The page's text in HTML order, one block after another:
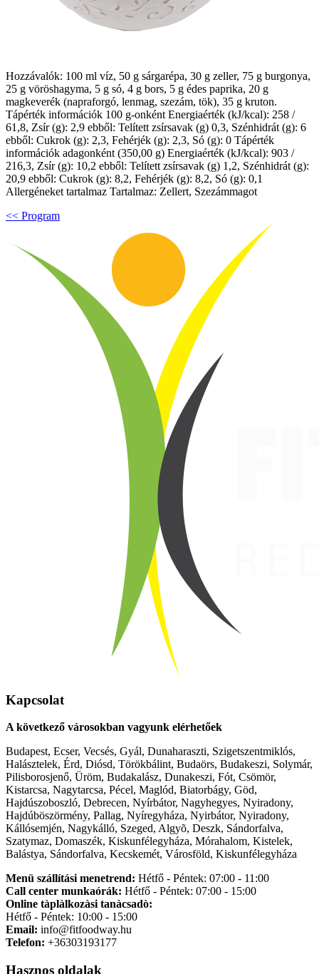
Hozzávalók: 100 ml víz, 50 g sárgarépa, 30 g zeller, 75 g burgonya,
25 g vöröshagyma, 5 g só, 4 g bors, 5 g édes paprika, 20 g
magkeverék (napraforgó, lenmag, szezám, tök), 35 g kruton.
Tápérték információk 100 g-onként Energiaérték (kJ/kcal): 258 /
61,8, Zsír (g): 2,9 ebből: Telített zsírsavak (g) 0,3, Szénhidrát (g): 6
ebből: Cukrok (g): 2,3, Fehérjék (g): 2,3, Só (g): 0 Tápérték
információk adagonként (350,00 g) Energiaérték (kJ/kcal): 903 /
216,3, Zsír (g): 10,2 ebből: Telített zsírsavak (g) 1,2, Szénhidrát (g):
20,9 ebből: Cukrok (g): 8,2, Fehérjék (g): 8,2, Só (g): 0,1
Allergéneket tartalmaz Tartalmaz: Zellert, Szezámmagot
<< Program
Kapcsolat
A következő városokban vagyunk elérhetőek
Budapest, Ecser, Vecsés, Gyál, Dunaharaszti, Szigetszentmiklós,
Halásztelek, Érd, Diósd, Törökbálint, Budaörs, Budakeszi, Solymár,
Pilisborosjenő, Üröm, Budakalász, Dunakeszi, Fót, Csömör,
Kistarcsa, Nagytarcsa, Pécel, Maglód, Biatorbágy, Göd,
Hajdúszoboszló, Debrecen, Nyírbátor, Nagyhegyes, Nyiradony,
Hajdúböszörmény, Pallag, Nyíregyháza, Nyirbátor, Nyiradony,
Kállósemjén, Nagykálló, Szeged, Algyõ, Deszk, Sándorfalva,
Szatymaz, Domaszék, Kiskunfélegyháza, Mórahalom, Kistelek,
Balástya, Sándorfalva, Kecskemét, Városföld, Kiskunfélegyháza
Menü szállítási menetrend: Hétfő - Péntek: 07:00 - 11:00
Call center munkaórák: Hétfő - Péntek: 07:00 - 15:00
Online tàplàlkozàsi tanàcsadò:
Hétfő - Péntek: 10:00 - 15:00
Email: info@fitfoodway.hu
Telefon: +36303193177
Hasznos oldalak